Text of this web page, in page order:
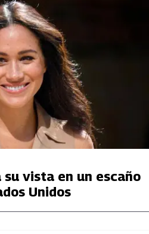
vista en un escaño
Unidos